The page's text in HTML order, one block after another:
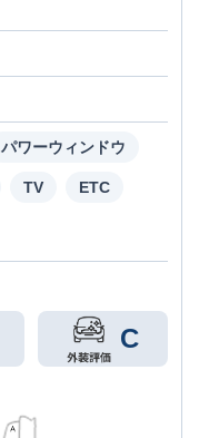
パワーウィンドウ
TV ETC
C